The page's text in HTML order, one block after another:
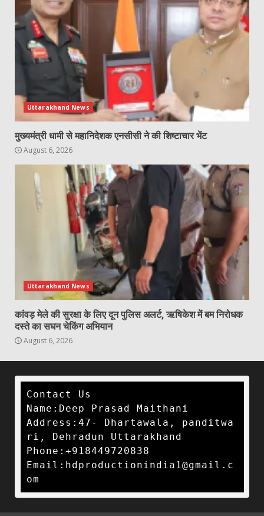
Uttarakhand News
मुख्यमंत्री धामी से महानिदेशक एनसीसी ने की शिष्टाचार भेंट
August 6, 2026
Uttarakhand News
कांवड़ मेले की सुरक्षा के लिए दून पुलिस अलर्ट, ऋषिकेश में बम निरोधक
दस्ते का सघन चेकिंग अभियान
August 6, 2026
Contact Us
Name:Deep Prasad Maithani
Address:47- Dhartawala, panditwa
ri, Dehradun Uttarakhand
Phone:+918449720838
Email:hdproductionindia1@gmail.c
om